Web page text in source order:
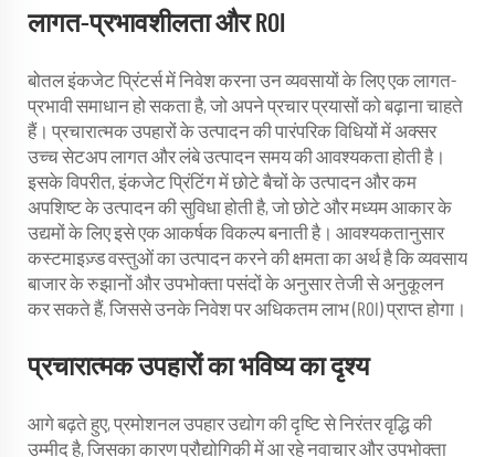
लागत-प्रभावशीलता और ROI
बोतल इंकजेट प्रिंटर्स में निवेश करना उन व्यवसायों के लिए एक लागत-
प्रभावी समाधान हो सकता है, जो अपने प्रचार प्रयासों को बढ़ाना चाहते
हैं। प्रचारात्मक उपहारों के उत्पादन की पारंपरिक विधियों में अक्सर
उच्च सेटअप लागत और लंबे उत्पादन समय की आवश्यकता होती है।
इसके विपरीत, इंकजेट प्रिंटिंग में छोटे बैचों के उत्पादन और कम
अपशिष्ट के उत्पादन की सुविधा होती है, जो छोटे और मध्यम आकार के
उद्यमों के लिए इसे एक आकर्षक विकल्प बनाती है। आवश्यकतानुसार
कस्टमाइज़्ड वस्तुओं का उत्पादन करने की क्षमता का अर्थ है कि व्यवसाय
बाजार के रुझानों और उपभोक्ता पसंदों के अनुसार तेजी से अनुकूलन
कर सकते हैं, जिससे उनके निवेश पर अधिकतम लाभ (ROI) प्राप्त होगा।
प्रचारात्मक उपहारों का भविष्य का दृश्य
आगे बढ़ते हुए, प्रमोशनल उपहार उद्योग की दृष्टि से निरंतर वृद्धि की
उम्मीद है, जिसका कारण प्रौद्योगिकी में आ रहे नवाचार और उपभोक्ता